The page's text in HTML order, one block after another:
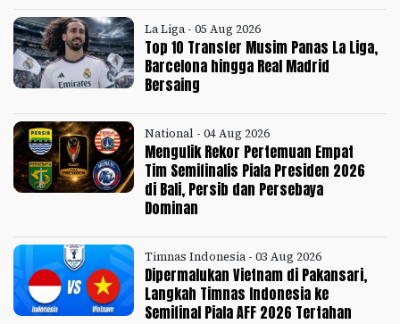
La Liga - 05 Aug 2026
Top 10 Transfer Musim Panas La Liga,
Barcelona hingga Real Madrid
Bersaing
National - 04 Aug 2026
Mengulik Rekor Pertemuan Empat
Tim Semifinalis Piala Presiden 2026
di Bali, Persib dan Persebaya
Dominan
Timnas Indonesia - 03 Aug 2026
Dipermalukan Vietnam di Pakansari,
Langkah Timnas Indonesia ke
Semifinal Piala AFF 2026 Tertahan